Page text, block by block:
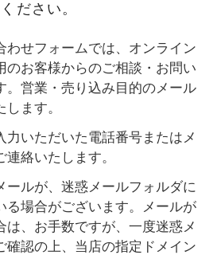
ださい。
わせフォームでは、オンライン
のお客様からのご相談・お問い
。営業・売り込み目的のメール
ます。
力いただいた電話番号またはメ
絡いたします。
ールが、迷惑メールフォルダに
る場合がございます。メールが
は、お手数ですが、一度迷惑メ
確認の上、当店の指定ドメイン